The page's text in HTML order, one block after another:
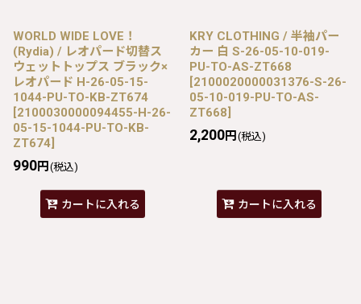
WORLD WIDE LOVE！
(Rydia) / レオパード切替ス
ウェットトップス ブラック×
レオパード H-26-05-15-
1044-PU-TO-KB-ZT674
[2100030000094455-H-26-
05-15-1044-PU-TO-KB-
ZT674]
990円 (税込)
カートに入れる
KRY CLOTHING / 半袖パー
カー 白 S-26-05-10-019-
PU-TO-AS-ZT668
[2100020000031376-S-26-
05-10-019-PU-TO-AS-
ZT668]
2,200円 (税込)
カートに入れる